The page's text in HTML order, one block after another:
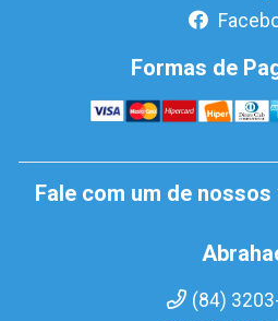
Formas de
Fale com um de
(84)